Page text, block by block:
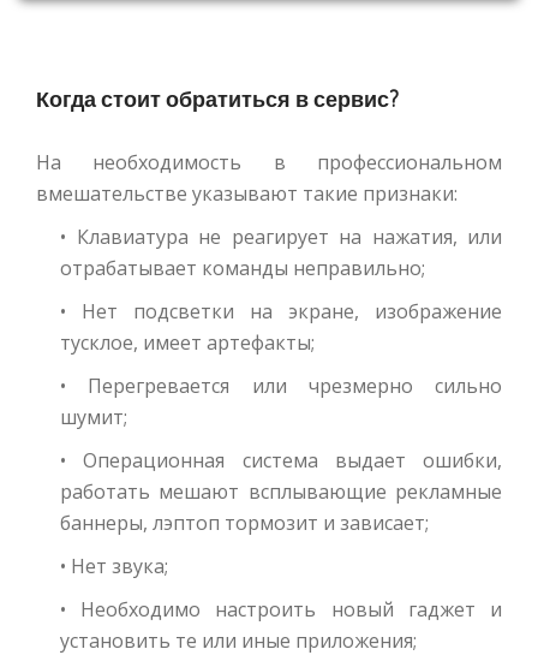
Когда стоит обратиться в сервис?
На необходимость в профессиональном
вмешательстве указывают такие признаки:
• Клавиатура не реагирует на нажатия, или
отрабатывает команды неправильно;
• Нет подсветки на экране, изображение
тусклое, имеет артефакты;
• Перегревается или чрезмерно сильно
шумит;
• Операционная система выдает ошибки,
работать мешают всплывающие рекламные
баннеры, лэптоп тормозит и зависает;
• Нет звука;
• Необходимо настроить новый гаджет и
установить те или иные приложения;